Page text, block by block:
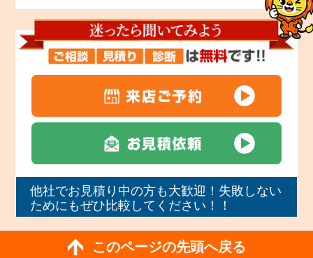
他社でお見積り中の方も大歓迎！失敗しない
ためにもぜひ比較してください！！
このページの先頭へ戻る